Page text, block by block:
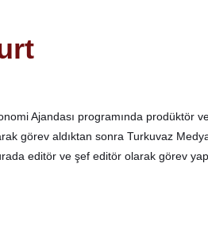
Ajandası programında prodüktör
görev aldıktan sonra Turkuvaz
editör ve şef editör olarak görev